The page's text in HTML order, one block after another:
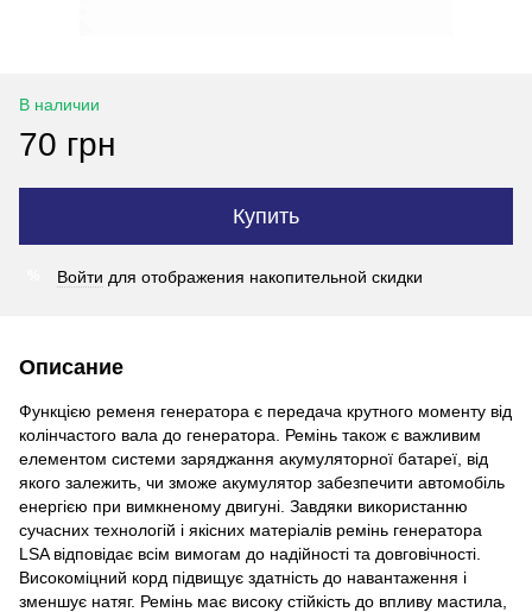
В наличии
70 грн
Купить
Войти для отображения накопительной скидки
Описание
Функцією ременя генератора є передача крутного моменту від
колінчастого вала до генератора. Ремінь також є важливим
елементом системи заряджання акумуляторної батареї, від
якого залежить, чи зможе акумулятор забезпечити автомобіль
енергією при вимкненому двигуні. Завдяки використанню
сучасних технологій і якісних матеріалів ремінь генератора
LSA відповідає всім вимогам до надійності та довговічності.
Високоміцний корд підвищує здатність до навантаження і
зменшує натяг. Ремінь має високу стійкість до впливу мастила,